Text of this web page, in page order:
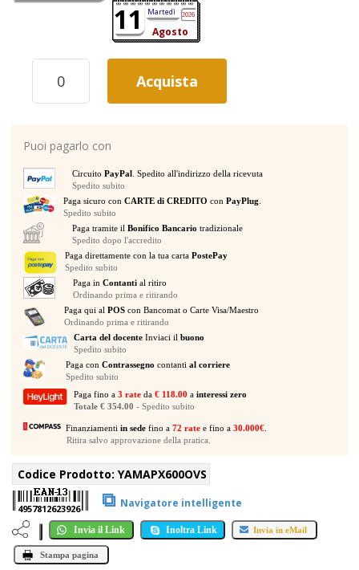
11 Martedì 2026
Agosto
YAMAHA
APX600
CHITARRA
COLORE
OLD
VIOLIN
SUNBURST
quantità
Acquista
Puoi pagarlo con
Circuito PayPal . Spedito all'indirizzo della ricevuta
Spedito subito
Paga sicuro conCARTE di CREDITO conPayPlug
Spedito subito
Paga tramite il Bonifico Bancario tradizionale
Spedito dopo l'accredito
Paga direttamente con la tua carta PostePay
Spedito subito
Paga inContanti al ritiro
Ordinando prima e ritirando
Paga qui al POS con Bancomat o Carte Visa/Maestro
Ordinando prima e ritirando
Carta del docenteInviaci il buono
Spedito subito
Paga con Contrassegno contanti al corriere
Spedito subito
Paga fino a3 rateda€ 118.00ainteressi zero
Totale € 354.00 - Spedito subito
Finanziamentiin sede fino a72 rate e fino a30.000€
Ritira salvo approvazione della pratica.
Codice Prodotto: YAMAPX600OVS
4957812623926 ⧉ Navigatore intelligente
Invia il Link Inoltra Link Invia in eMail
Stampa pagina